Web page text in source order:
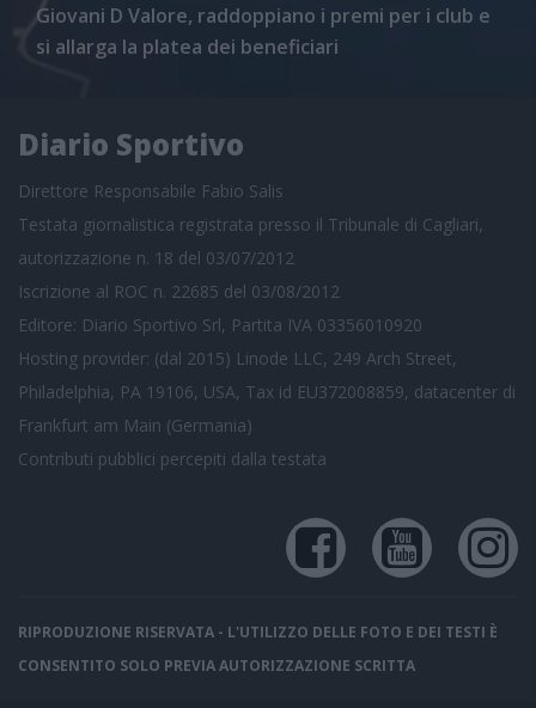
Giovani D Valore, raddoppiano i premi per i club e
si allarga la platea dei beneficiari
Diario Sportivo
Direttore Responsabile Fabio Salis
Testata giornalistica registrata presso il Tribunale di Cagliari,
autorizzazione n. 18 del 03/07/2012
Iscrizione al ROC n. 22685 del 03/08/2012
Editore: Diario Sportivo Srl, Partita IVA 03356010920
Hosting provider: (dal 2015) Linode LLC, 249 Arch Street,
Philadelphia, PA 19106, USA, Tax id EU372008859, datacenter di
Frankfurt am Main (Germania)
Contributi pubblici percepiti dalla testata
RIPRODUZIONE RISERVATA - L'UTILIZZO DELLE FOTO E DEI TESTI È
CONSENTITO SOLO PREVIA AUTORIZZAZIONE SCRITTA